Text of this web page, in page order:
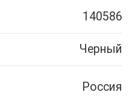
140586
Черный
Россия